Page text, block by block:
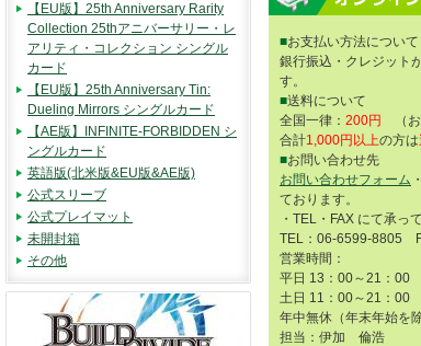
■お支払い方法について
銀行振込・クレジット
す。
■送料について
全国一律： 200円
（お
合計1,000円以上の方は
■お問い合わせ先
お問い合わせフォーム
ております。
・TEL・FAX にて承っ
TEL：06-6599-8805
営業時間：
平日 13：00～21：00
土日 11：00～21：00
年中無休（年末年始を除
担当：伊加 倫浩
【EU版】25th Anniversary Rarity
Collection 25thアニバーサリー・レ
アリティ・コレクション シングル
カード
【EU版】25th Anniversary Tin:
Dueling Mirrors シングルカード
【AE版】INFINITE-FORBIDDEN シ
ングルカード
英語版(北米版&EU版&AE版)
公式スリーブ
公式プレイマット
未開封箱
その他